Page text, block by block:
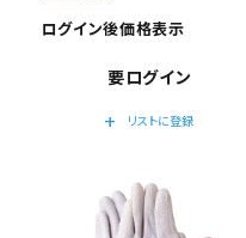
ログイン後価格表示
要ログイン
add
リストに登録